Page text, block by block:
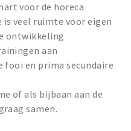
voor de horeca
veel ruimte voor eigen
ontwikkeling
aan
fooi en prima secundaire
of als bijbaan aan de
samen.